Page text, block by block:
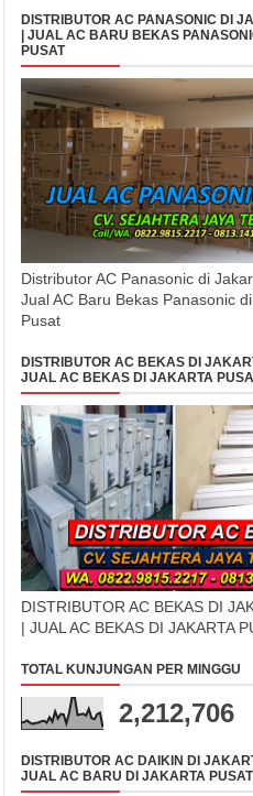
DISTRIBUTOR AC PANASONIC DI
| JUAL AC BARU BEKAS
PUSAT
Distributor AC Panasonic di
Jual AC Baru Bekas Panasonic
Pusat
DISTRIBUTOR AC BEKAS DI
JUAL AC BEKAS DI JAKARTA
DISTRIBUTOR AC BEKAS DI
| JUAL AC BEKAS DI JAKARTA
TOTAL KUNJUNGAN PER MINGGU
2,212,706
DISTRIBUTOR AC DAIKIN DI
JUAL AC BARU DI JAKARTA PUSAT